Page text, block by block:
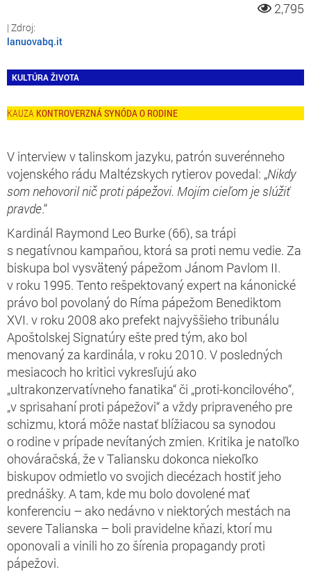
2,795
lanuovabq.it
KULTÚRA ŽIVOTA
KONTROVERZNÁ SYNÓDA O RODINE
V interview v talinskom jazyku, patrón suverénneho
vojenského rádu Maltézskych rytierov povedal: „Nikdy
som nehovoril nič proti pápežovi. Mojím cieľom je slúžiť
pravde.“
Kardinál Raymond Leo Burke (66), sa trápi
s negatívnou kampaňou, ktorá sa proti nemu vedie. Za
biskupa bol vysvätený pápežom Jánom Pavlom II.
v roku 1995. Tento rešpektovaný expert na kánonické
právo bol povolaný do Ríma pápežom Benediktom
XVI. v roku 2008 ako prefekt najvyššieho tribunálu
Apoštolskej Signatúry ešte pred tým, ako bol
menovaný za kardinála, v roku 2010. V posledných
mesiacoch ho kritici vykresľujú ako
„ultrakonzervatívneho fanatika“ či „proti-koncilového“,
„v sprisahaní proti pápežovi“ a vždy pripraveného pre
schizmu, ktorá môže nastať blížiacou sa synodou
o rodine v prípade nevítaných zmien. Kritika je natoľko
ohováračská, že v Taliansku dokonca niekoľko
biskupov odmietlo vo svojich diecézach hostiť jeho
prednášky. A tam, kde mu bolo dovolené mať
konferenciu – ako nedávno v niektorých mestách na
severe Talianska – boli pravidelne kňazi, ktorí mu
oponovali a vinili ho zo šírenia propagandy proti
pápežovi.